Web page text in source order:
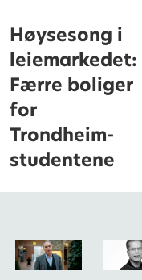
Høysesong i
leiemarkedet:
Færre boliger
for
Trondheim-
studentene